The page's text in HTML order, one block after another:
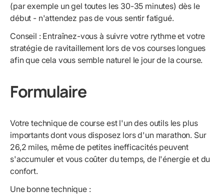
(par exemple un gel toutes les 30-35 minutes) dès le
début - n'attendez pas de vous sentir fatigué.
Conseil : Entraînez-vous à suivre votre rythme et votre
stratégie de ravitaillement lors de vos courses longues
afin que cela vous semble naturel le jour de la course.
Formulaire
Votre technique de course est l'un des outils les plus
importants dont vous disposez lors d'un marathon. Sur
26,2 miles, même de petites inefficacités peuvent
s'accumuler et vous coûter du temps, de l'énergie et du
confort.
Une bonne technique :